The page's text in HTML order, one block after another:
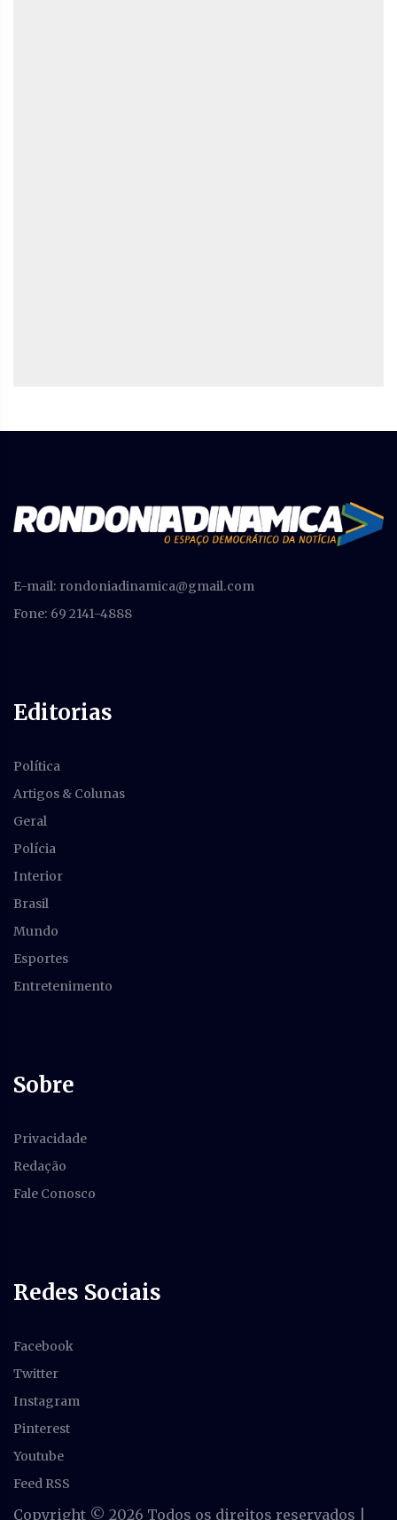
E-mail: rondoniadinamica@gmail.com
Fone: 69 2141-4888
Editorias
Política
Artigos & Colunas
Geral
Polícia
Interior
Brasil
Mundo
Esportes
Entretenimento
Sobre
Privacidade
Redação
Fale Conosco
Redes Sociais
Facebook
Twitter
Instagram
Pinterest
Youtube
Feed RSS
Copyright © 2026 Todos os direitos reservados |